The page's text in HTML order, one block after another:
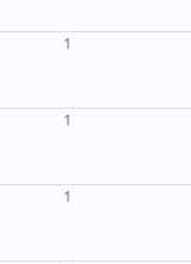
1
1
1